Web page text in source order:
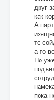
друг
как
А
то
а то
Но
пока